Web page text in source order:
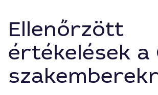
Ellenőrzött
értékelések a